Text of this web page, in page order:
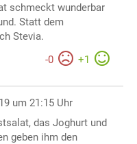
schmeckt wunderbar
Statt dem
Stevia.
-0 +1
um 21:15 Uhr
das Joghurt und
geben ihm den